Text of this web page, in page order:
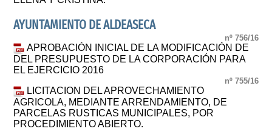
AYUNTAMIENTO DE ALDEASECA
nº 756/16
APROBACIÓN INICIAL DE LA MODIFICACIÓN DE
DEL PRESUPUESTO DE LA CORPORACIÓN PARA
EL EJERCICIO 2016
nº 755/16
LICITACION DEL APROVECHAMIENTO
AGRICOLA, MEDIANTE ARRENDAMIENTO, DE
PARCELAS RUSTICAS MUNICIPALES, POR
PROCEDIMIENTO ABIERTO.